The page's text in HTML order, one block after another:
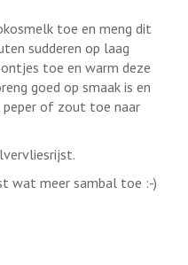
toe en meng dit
sudderen op laag
toe en warm deze
goed op smaak is en
of zout toe naar
wat meer sambal toe :-)